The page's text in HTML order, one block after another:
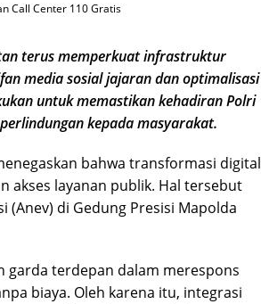
Call Center 110 Gratis
terus memperkuat infrastruktur
media sosial jajaran dan optimalisasi
untuk memastikan kehadiran Polri
kepada masyarakat.
bahwa transformasi digital
akses layanan publik. Hal tersebut
(Anev) di Gedung Presisi Mapolda
garda terdepan dalam merespons
biaya. Oleh karena itu, integrasi